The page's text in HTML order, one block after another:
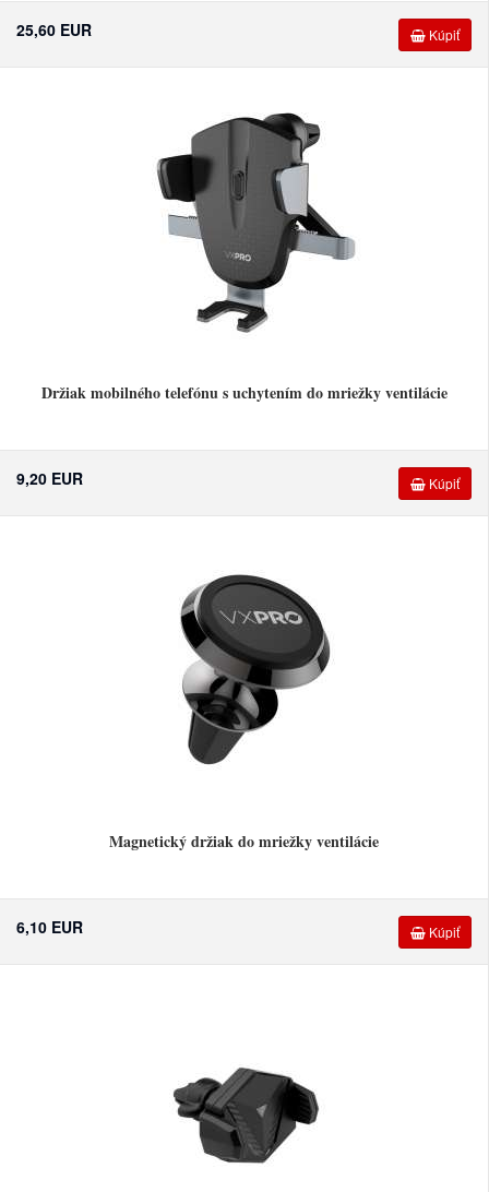
Kúpiť
25,60 EUR
Držiak mobilného telefónu s uchytením do mriežky ventilácie
Kúpiť
9,20 EUR
Magnetický držiak do mriežky ventilácie
Kúpiť
6,10 EUR